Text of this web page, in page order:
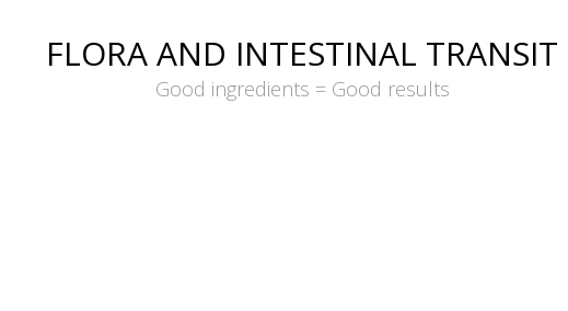
FLORA AND INTESTINAL TRANSIT
Good ingredients = Good results